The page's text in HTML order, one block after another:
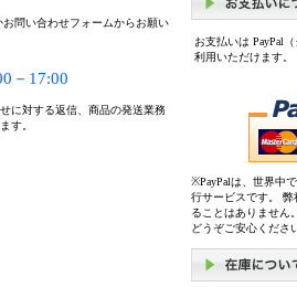
問い合わせフォームからお願い
－17:00
に対する返信、商品の発送業務
す。
お支払いは PayPal
利用いただけます。
※PayPalは、世界中
行サービスです。
ることはありません
どうぞご安心くださ